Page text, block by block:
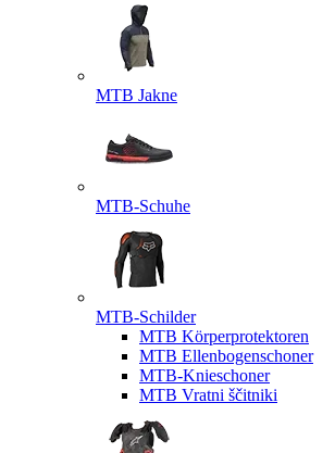
MTB Jakne
MTB-Schuhe
MTB-Schilder
MTB Körperprotektoren
MTB Ellenbogenschoner
MTB-Knieschoner
MTB Vratni ščitniki